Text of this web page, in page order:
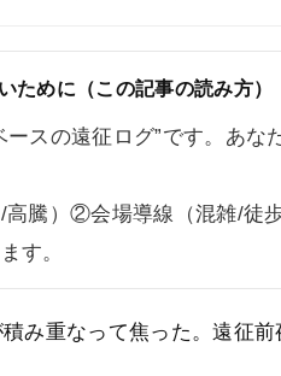
ために（この記事の読み方）
ースの遠征ログ”です。あ
騰）②会場導線（混雑/徒
す。
み重なって焦った。遠征前